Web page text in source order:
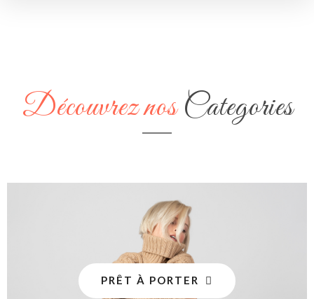
Découvrez nosCategories
PRÊT À PORTER